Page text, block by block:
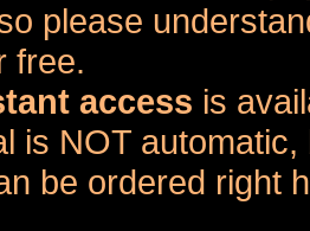
please
free.
access is
is NOT
be ordered right